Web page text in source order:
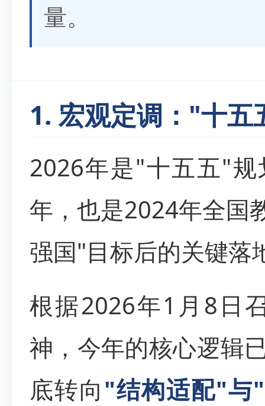
量。
1. 宏观定调："十
2026年是"十五五"
年，也是2024年全国
强国"目标后的关键落
根据2026年1月8日
神，今年的核心逻辑
底转向"结构适配"与